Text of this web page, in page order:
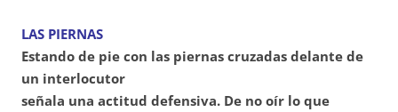
LAS PIERNAS
Estando de pie con las piernas cruzadas delante de
un interlocutor
señala una actitud defensiva. De no oír lo que